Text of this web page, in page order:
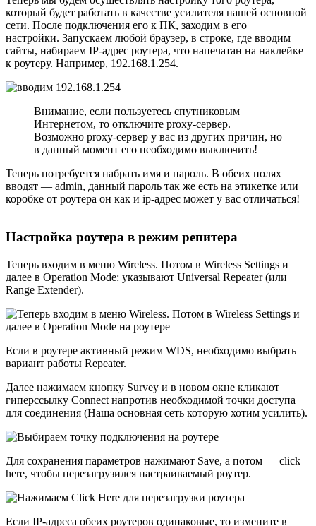
который будет работать в качестве усилителя нашей основной
сети. После подключения его к ПК, заходим в его
настройки. Запускаем любой браузер, в строке, где вводим
сайты, набираем IP-адрес роутера, что напечатан на наклейке
к роутеру. Например, 192.168.1.254.
Внимание, если пользуетесь спутниковым
Интернетом, то отключите proxy-сервер.
Возможно proxy-сервер у вас из других причин, но
в данный момент его необходимо выключить!
Теперь потребуется набрать имя и пароль. В обеих полях
вводят — admin, данный пароль так же есть на этикетке или
коробке от роутера он как и ip-адрес может у вас отличаться!
Настройка роутера в режим репитера
Теперь входим в меню Wireless. Потом в Wireless Settings и
далее в Operation Mode: указывают Universal Repeater (или
Range Extender).
Если в роутере активный режим WDS, необходимо выбрать
вариант работы Repeater.
Далее нажимаем кнопку Survey и в новом окне кликают
гиперссылку Connect напротив необходимой точки доступа
для соединения (Наша основная сеть которую хотим усилить).
Для сохранения параметров нажимают Save, а потом — click
here, чтобы перезагрузился настраиваемый роутер.
Если IP-адреса обеих роутеров одинаковые, то измените в